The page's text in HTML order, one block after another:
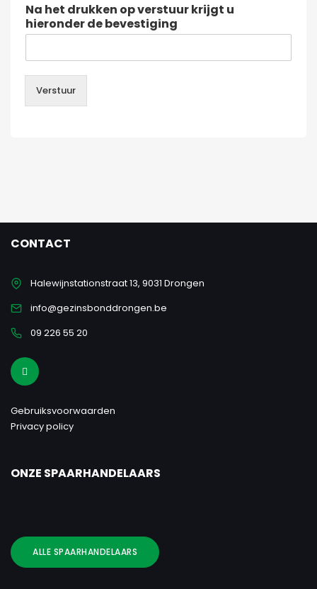
Na het drukken op verstuur krijgt u
hieronder de bevestiging
Verstuur
CONTACT
Halewijnstationstraat 13, 9031 Drongen
info@gezinsbonddrongen.be
09 226 55 20
Gebruiksvoorwaarden
Privacy policy
ONZE SPAARHANDELAARS
ALLE SPAARHANDELAARS